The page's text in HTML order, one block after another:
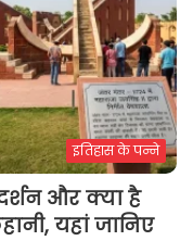
इतिहास के पन्ने
और क्या है
यहां जानिए